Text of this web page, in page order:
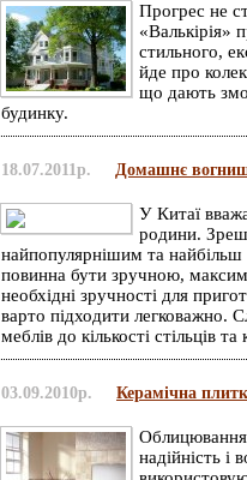
Прогрес не
«Валькірія»
стильного,
йде про
що дають
будинку.
18.07.2011р. Домашнє
У Китаї
родини.
найпопулярнішим та
повинна бути зручною,
необхідні зручності для
варто підходити легковажно.
меблів до кількості стільців та
03.09.2010р. Керамічна
Облицювання
надійність і